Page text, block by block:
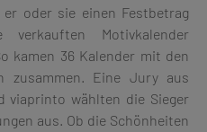
oder sie einen Festbetrag
Motivkalender
kamen 36 Kalender mit den
zusammen. Eine Jury aus
viaprinto wählten die Sieger
aus. Ob die Schönheiten